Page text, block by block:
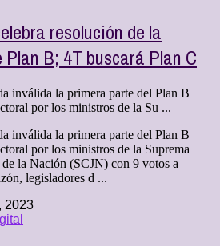
resolución de la
Plan B; 4T buscará Plan C
inválida la primera parte del Plan B
por los ministros de la Su ...
inválida la primera parte del Plan B
por los ministros de la Suprema
la Nación (SCJN) con 9 votos a
legisladores d ...
2023